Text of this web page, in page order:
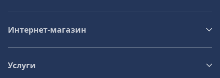
Интернет-магазин
Услуги